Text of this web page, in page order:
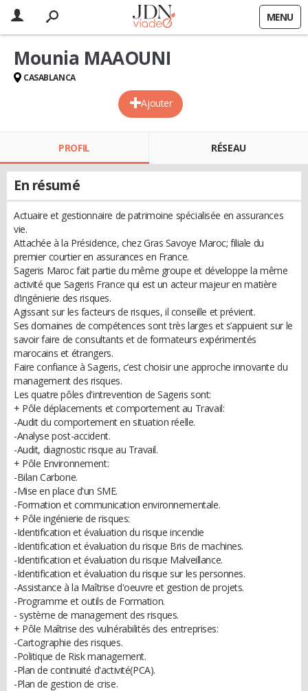
MENU
Ajouter
Mounia MAAOUNI
CASABLANCA
PROFIL RÉSEAU
En résumé
Actuaire et gestionnaire de patrimoine spécialisée en assurances
vie.
Attachée à la Présidence, chez Gras Savoye Maroc; filiale du
premier courtier en assurances en France.
Sageris Maroc fait partie du même groupe et développe la même
activité que Sageris France qui est un acteur majeur en matière
d’ingénierie des risques.
Agissant sur les facteurs de risques, il conseille et prévient.
Ses domaines de compétences sont très larges et s’appuient sur le
savoir faire de consultants et de formateurs expérimentés
marocains et étrangers.
Faire confiance à Sageris, c’est choisir une approche innovante du
management des risques.
Les quatre pôles d'intrevention de Sageris sont:
+ Pôle déplacements et comportement au Travail:
-Audit du comportement en situation réelle.
-Analyse post-accident.
-Audit, diagnostic risque au Travail.
+ Pôle Environnement:
-Bilan Carbone.
-Mise en place d'un SME.
-Formation et communication environnementale.
+ Pôle ingénierie de risques:
-Identification et évaluation du risque incendie
-Identification et évaluation du risque Bris de machines.
-Identification et évaluation du risque Malveillance.
-Identification et évaluation du risque sur les personnes.
-Assistance à la Maîtrise d'oeuvre et gestion de projets.
-Programme et outils de Formation.
- système de management des risques.
+ Pôle Maîtrise des vulnérabilités des entreprises:
-Cartographie des risques.
-Politique de Risk management.
-Plan de continuité d'activité(PCA).
-Plan de gestion de crise.